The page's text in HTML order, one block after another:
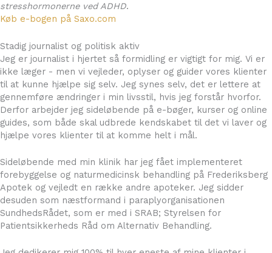
stresshormonerne ved ADHD.
Køb e-bogen på Saxo.com
Stadig journalist og politisk aktiv
Jeg er journalist i hjertet så formidling er vigtigt for mig. Vi er
ikke læger - men vi vejleder, oplyser og guider vores klienter
til at kunne hjælpe sig selv. Jeg synes selv, det er lettere at
gennemføre ændringer i min livsstil, hvis jeg forstår hvorfor.
Derfor arbejder jeg sideløbende på e-bøger, kurser og online
guides, som både skal udbrede kendskabet til det vi laver og
hjælpe vores klienter til at komme helt i mål.
Sideløbende med min klinik har jeg fået implementeret
forebyggelse og naturmedicinsk behandling på Frederiksberg
Apotek og vejledt en række andre apoteker. Jeg sidder
desuden som næstformand i paraplyorganisationen
SundhedsRådet, som er med i SRAB; Styrelsen for
Patientsikkerheds Råd om Alternativ Behandling.